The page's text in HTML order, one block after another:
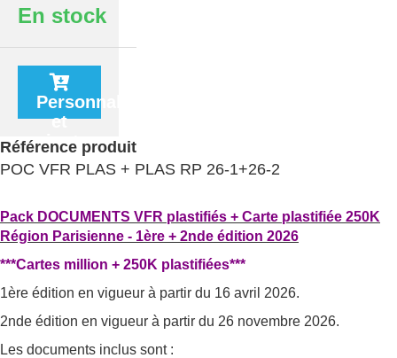
En stock
Personnaliser
et
ajouter
au
panier
Référence produit
POC VFR PLAS + PLAS RP 26-1+26-2
Pack DOCUMENTS VFR plastifiés + Carte plastifiée 250K
Région Parisienne - 1ère + 2nde édition 2026
***Cartes million + 250K plastifiées***
1ère édition en vigueur à partir du 16 avril 2026.
2nde édition en vigueur à partir du 26 novembre 2026.
Les documents inclus sont :